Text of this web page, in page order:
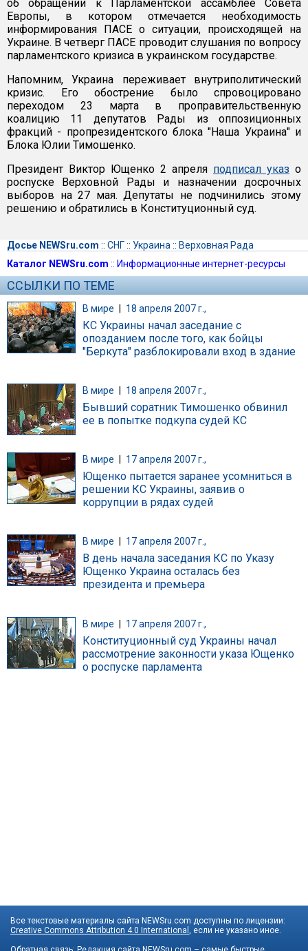
об обращении к Парламентской ассамблее Совета
Европы, в котором отмечается необходимость
информирования ПАСЕ о ситуации, происходящей на
Украине. В четверг ПАСЕ проводит слушания по вопросу
парламентского кризиса в украинском государстве.
Напомним, Украина переживает внутриполитический
кризис. Его обострение было спровоцировано
переходом 23 марта в проправительственную
коалицию 11 депутатов Рады из оппозиционных
фракций - пропрезидентского блока "Наша Украина" и
Блока Юлии Тимошенко.
Президент Виктор Ющенко 2 апреля подписал указ о
роспуске Верховной Рады и назначении досрочных
выборов на 27 мая. Депутаты не подчинились этому
решению и обратились в Конституционный суд.
Досье NEWSru.com :: СНГ:: Украина :: Верховная Рада
Каталог NEWSru.com :: Информационные интернет-ресурсы
ССЫЛКИ ПО ТЕМЕ
В мире | 18 апреля 2007 г.,
КС Украины начал заседание с
опозданием после того, как бойцы
"Беркута" разблокировали вход в здание
В мире 18 апреля 2007 г.,
Бывший соратник Тимошенко обвинил
ее в попытке подкупа судей КС
В мире 17 апреля 2007 г.,
Ющенко пытается заранее усомниться в
решении КС Украины, заявив о
коррупции в рядах судей
В мире 17 апреля 2007 г.,
В день начала заседания КС по Указу
Ющенко Украина осталась без
президента и премьера
В мире | 17 апреля 2007 г.,
Конституционный суд Украины начал
рассмотрение законности указа Ющенко
о роспуске парламента
Все текстовые материалы сайта NEWSru.com доступны по лицензии:
Creative Commons Attribution 4.0 International , если не указано иное.